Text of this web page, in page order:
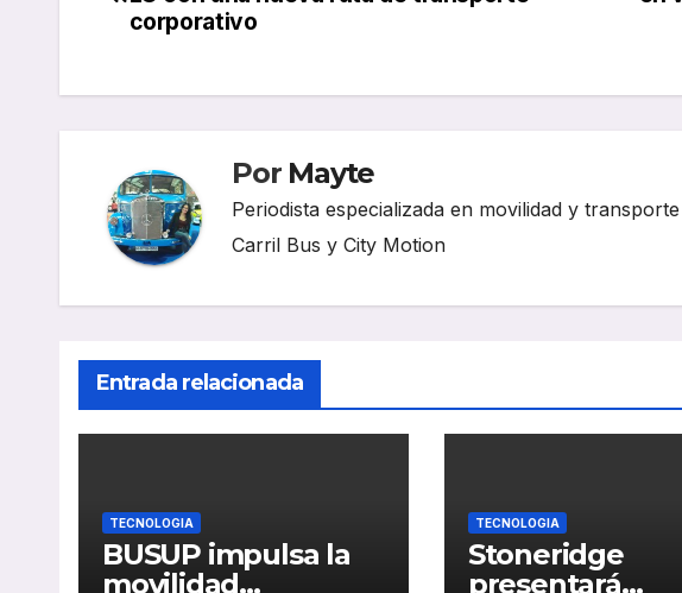
de
corporativo
Por Mayte
Periodista especializada en movilidad y
Carril Bus y City Motion
Entrada relacionada
TECNOLOGIA
BUSUP impulsa la
movilidad
TECNOLOGIA
Stoneridge
presentará